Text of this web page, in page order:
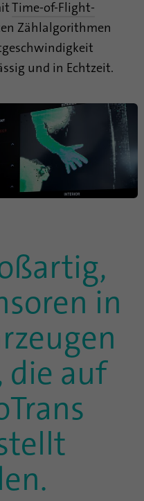
Time-of-Flight-
Zählalgorithmen
und in Echtzeit.
in
die auf
dieses Cookie zur
Nutzer.
eine Browserkennung.
die auf LinkedIn
identifiziert, um so eine
der Plattform